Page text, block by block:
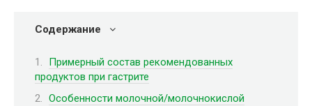
Содержание
Примерный состав рекомендованных
продуктов при гастрите
Особенности молочной/молочнокислой